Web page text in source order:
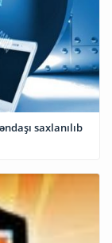
saxlanılıb